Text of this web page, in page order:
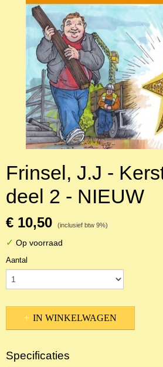
Frinsel, J.J -
deel 2 - NIEUW
€ 10,50 (inclusief btw 9%)
✓ Op voorraad
Aantal
IN WINKELWAGEN
Specificaties